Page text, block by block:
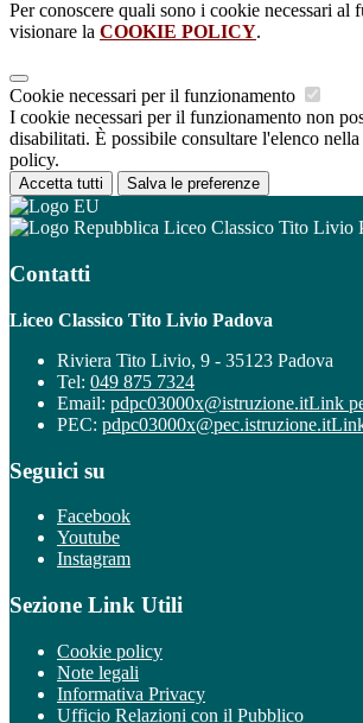
Per conoscere quali sono i cookie necessari al
visionare la COOKIE POLICY.
Cookie necessari per il funzionamento
I cookie necessari per il funzionamento non
disabilitati. È possibile consultare l'elenco
policy.
Accetta tutti Salva le preferenze
Liceo Classico Tito Livio
Contatti
Liceo Classico Tito Livio Padova
Riviera Tito Livio, 9 - 35123 Padova
Tel: 049 875 7324
Email: pdpc03000x@istruzione.itLink
PEC: pdpc03000x@pec.istruzione.it
Seguici su
Facebook
Youtube
Instagram
Sezione Link Utili
Cookie policy
Note legali
Informativa Privacy
Ufficio Relazioni con il Pubblico